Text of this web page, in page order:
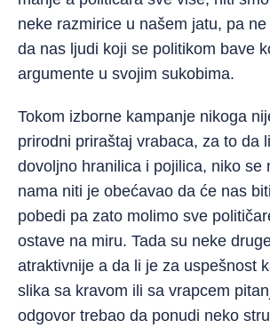
neke razmirice u našem jatu, pa
da nas ljudi koji se politikom bave
argumente u svojim sukobima.
Tokom izborne kampanje nikoga
prirodni priraštaj vrabaca, za to da
dovoljno hranilica i pojilica, niko se
nama niti je obećavao da će nas
pobedi pa zato molimo sve
ostave na miru. Tada su neke
atraktivnije a da li je za uspešnost
slika sa kravom ili sa vrapcem
odgovor trebao da ponudi neko